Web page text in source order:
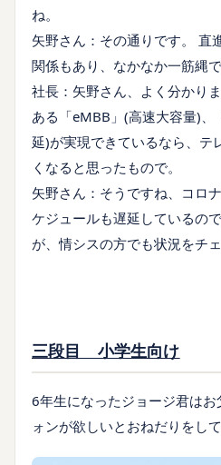
ね。
矢野さん：その通りです。 直
関係もあり、なかなか一筋縄
社長：矢野さん、よく分かり
ある「eMBB」(高速大容量)、
延)が実現できているなら、テ
くなると思ったもので。
矢野さん：そうですね、コロ
ケジュールも遅延しているの
が、情シスの方でも状況をチ
三段目 小学生向け
6年生になったジョージ君は
ォンが欲しいとおねだりをして